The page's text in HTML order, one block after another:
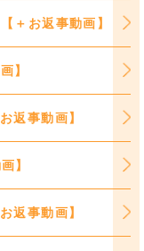
＋お返事動画】
】
返事動画】
】
返事動画】